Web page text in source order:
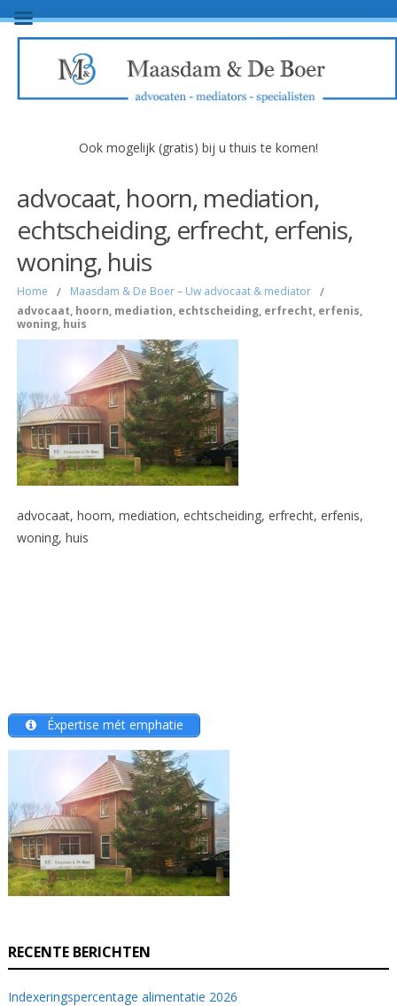
Ook mogelijk (gratis) bij u thuis te komen!
advocaat, hoorn, mediation,
echtscheiding, erfrecht, erfenis,
woning, huis
Home / Maasdam & De Boer – Uw advocaat & mediator /
advocaat, hoorn, mediation, echtscheiding, erfrecht, erfenis,
woning, huis
advocaat, hoorn, mediation, echtscheiding, erfrecht, erfenis,
woning, huis
Éxpertise mét emphatie
RECENTE BERICHTEN
Indexeringspercentage alimentatie 2026